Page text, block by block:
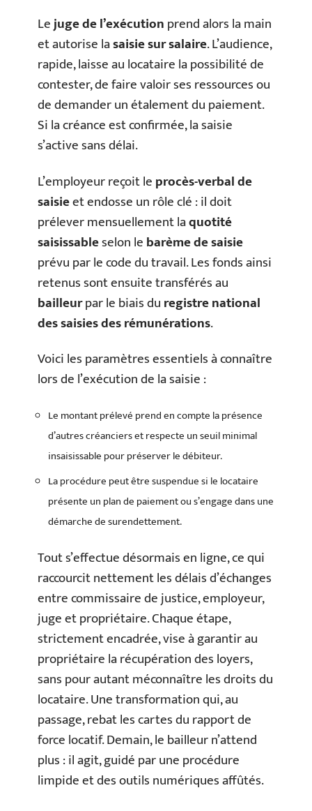
Lejuge de l’exécutionprend alors la main
et autorise lasaisie sur salaire. L’audience,
rapide, laisse au locataire la possibilité de
contester, de faire valoir ses ressources ou
de demander un étalement du paiement.
Si la créance est confirmée, la saisie
s’active sans délai.
L’employeur reçoit leprocès-verbal de
saisieet endosse un rôle clé : il doit
prélever mensuellement laquotité
saisissableselon lebarème de saisie
prévu par le code du travail. Les fonds ainsi
retenus sont ensuite transférés au
bailleurpar le biais duregistre national
des saisies des rémunérations.
Voici les paramètres essentiels à connaître
lors de l’exécution de la saisie :
Le montant prélevé prend en compte la présence
d’autres créanciers et respecte un seuil minimal
insaisissable pour préserver le débiteur.
La procédure peut être suspendue si le locataire
présente un plan de paiement ou s’engage dans une
démarche de surendettement.
Tout s’effectue désormais en ligne, ce qui
raccourcit nettement les délais d’échanges
entre commissaire de justice, employeur,
juge et propriétaire. Chaque étape,
strictement encadrée, vise à garantir au
propriétaire la récupération des loyers,
sans pour autant méconnaître les droits du
locataire. Une transformation qui, au
passage, rebat les cartes du rapport de
force locatif. Demain, le bailleur n’attend
plus : il agit, guidé par une procédure
limpide et des outils numériques affûtés.